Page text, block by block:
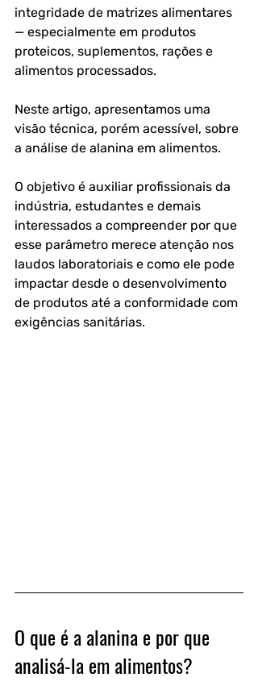
integridade de matrizes alimentares
— especialmente em produtos
proteicos, suplementos, rações e
alimentos processados.
Neste artigo, apresentamos uma
visão técnica, porém acessível, sobre
a análise de alanina em alimentos.
O objetivo é auxiliar profissionais da
indústria, estudantes e demais
interessados a compreender por que
esse parâmetro merece atenção nos
laudos laboratoriais e como ele pode
impactar desde o desenvolvimento
de produtos até a conformidade com
exigências sanitárias.
O que é a alanina e por que
analisá-la em alimentos?